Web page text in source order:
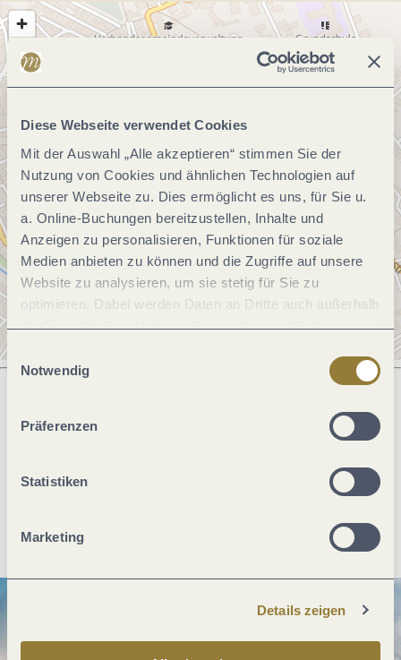
Diese Webseite verwendet Cookies
Mit der Auswahl „Alle akzeptieren“ stimmen Sie der
Nutzung von Cookies und ähnlichen Technologien auf
unserer Webseite zu. Dies ermöglicht es uns, für Sie u.
a. Online-Buchungen bereitzustellen, Inhalte und
Anzeigen zu personalisieren, Funktionen für soziale
Medien anbieten zu können und die Zugriffe auf unsere
Website zu analysieren, um sie stetig für Sie zu
optimieren. Dabei werden Daten an Dritte auch außerhalb
der Europäischen Union weitergegeben und dort
jederzeit widerrufen werden. Mit der Auswahl "Alle
ablehnen" kann es zu Beeinträchtigungen in der Nutzung
Einwilligungsauswahl
Notwendig
Präferenzen
Statistiken
Marketing
Details zeigen
Was möchtest du als nächstes tun?
PDF erzeugen